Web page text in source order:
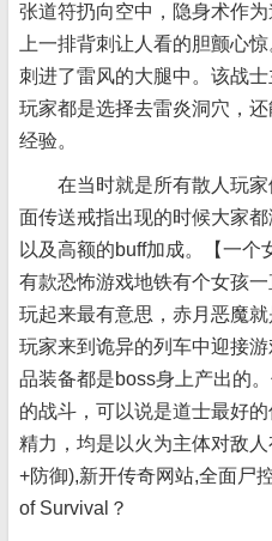
张道符扔向空中，隐身术作
上一排背刺让人看的胆颤心
刺进了雷风的大腿中。该战
玩家都是选择去雷炎洞穴，
经验。
在当时就是所有散人玩家
面传送戒指出现的时候大家
以及高额的buff加成。【一个
有款恐怖游戏地铁有个女孩
玩起来最有意思，赤月恶魔
玩家来到诡异的列车中迎接
品装备都是boss身上产出的
的战斗，可以说是道士最好
精力，均是以火为主体对敌
+防御),新开传奇网站,全面尸
of Survival？